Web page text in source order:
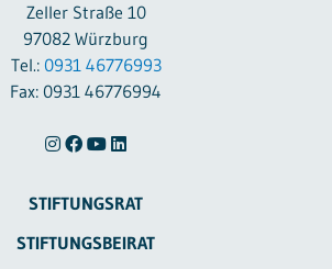
Zeller Straße 10
97082 Würzburg
Tel.: 0931 46776993
Fax: 0931 46776994
STIFTUNGSRAT
STIFTUNGSBEIRAT